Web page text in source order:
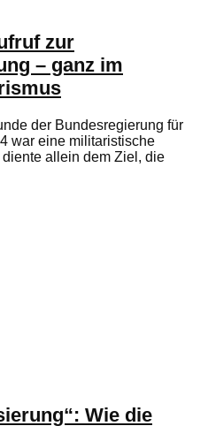
zur
– ganz im
der Bundesregierung für
war eine militaristische
allein dem Ziel, die
Wie die